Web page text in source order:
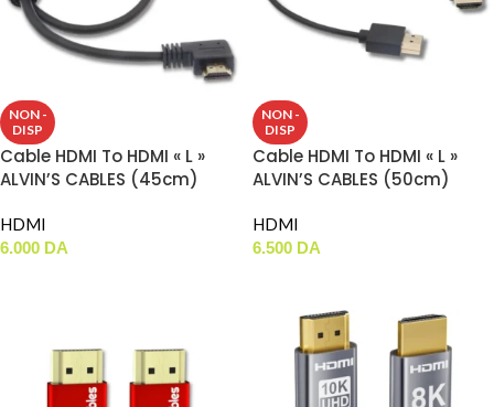
NON -
DISP
Cable HDMI To HDMI « L »
ALVIN’S CABLES (45cm)
HDMI
6.000 DA
NON -
DISP
Cable HDMI To HDMI « L »
ALVIN’S CABLES (50cm)
HDMI
6.500 DA